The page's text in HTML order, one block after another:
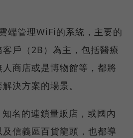
端管理WiFi的系統，主要的
戶（2B）為主，包括醫療
商店或是博物館等，都將
決方案的場景。
名的連鎖量販店，或國內
信義區百貨龍頭，也都導